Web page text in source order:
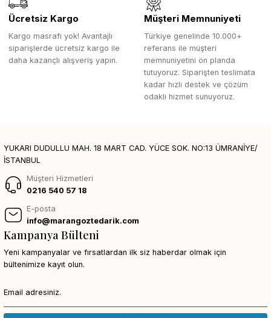
Ücretsiz Kargo
Kargo masrafı yok! Avantajlı
siparişlerde ücretsiz kargo ile
daha kazançlı alışveriş yapın.
Müşteri Memnuniyeti
Türkiye genelinde 10.000+
referans ile müşteri
memnuniyetini ön planda
tutuyoruz. Siparişten teslimata
kadar hızlı destek ve çözüm
odaklı hizmet sunuyoruz.
YUKARI DUDULLU MAH. 18 MART CAD. YÜCE SOK. NO:13 ÜMRANİYE/
İSTANBUL
Müşteri Hizmetleri
0216 540 57 18
E-posta
info@marangoztedarik.com
Kampanya Bülteni
Yeni kampanyalar ve fırsatlardan ilk siz haberdar olmak için
bültenimize kayıt olun.